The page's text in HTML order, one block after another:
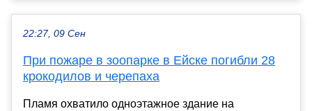
22:27, 09 Сен
При пожаре в зоопарке в Ейске погибли 28
крокодилов и черепаха
Пламя охватило одноэтажное здание на